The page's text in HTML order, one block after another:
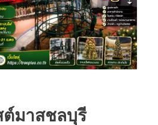
มาสชลบุรี